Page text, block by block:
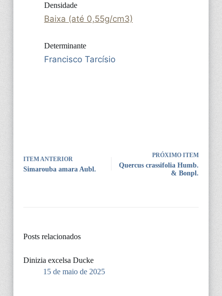
Densidade
Baixa (até 0,55g/cm3)
Determinante
Francisco Tarcísio
ITEM ANTERIOR
Simarouba amara Aubl.
PRÓXIMO ITEM
Quercus crassifolia Humb.
& Bonpl.
Posts relacionados
Dinizia excelsa Ducke
15 de maio de 2025